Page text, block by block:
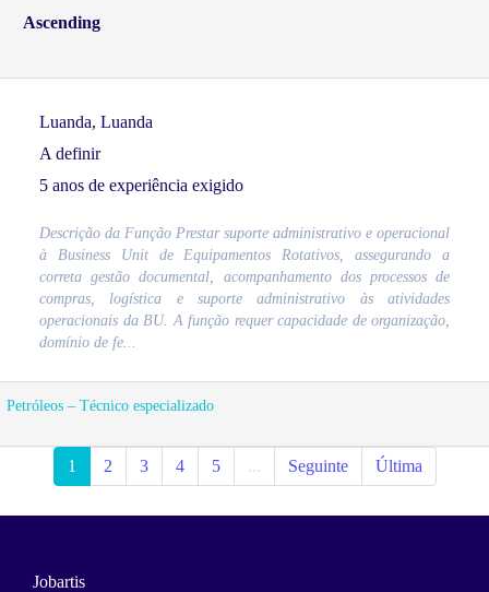
Ascending
Luanda, Luanda
A definir
5 anos de experiência exigido
Descrição da Função Prestar suporte administrativo e operacional
à Business Unit de Equipamentos Rotativos, assegurando a
correta gestão documental, acompanhamento dos processos de
compras, logística e suporte administrativo às atividades
operacionais da BU. A função requer capacidade de organização,
domínio de fe...
Petróleos – Técnico especializado
1 2 3 4 5 ... Seguinte Última
Jobartis